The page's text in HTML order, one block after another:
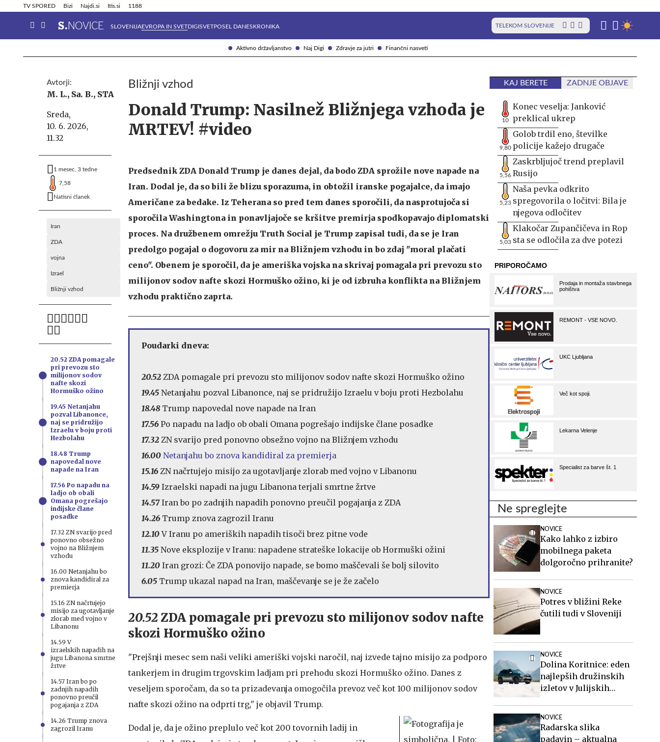
Aktivno državljanstvo Naj Digi Zdravje za jutri Finančni nasveti
TV SPORED Bizi Najdi.si Itis.si 1188
SLOVENIJAEVROPA IN SVETDIGISVETPOSEL DANESKRONIKA TELEKOM SLOVENIJE
Info in obvestila Tehnik
Avtorji:
M. L., Sa. B., STA
Sreda,
10. 6. 2026,
11.32
1 mesec, 3 tedne
7,58
Natisni članek
Iran
ZDA
vojna
Izrael
Bližnji vzhod
20.52 ZDA pomagale
pri prevozu sto
milijonov sodov
nafte skozi
Hormuško ožino
19.45 Netanjahu
pozval Libanonce,
naj se pridružijo
Izraelu v boju proti
Hezbolahu
18.48 Trump
napovedal nove
napade na Iran
17.56 Po napadu na
ladjo ob obali
Omana pogrešajo
indijske člane
posadke
17.32 ZN svarijo pred
ponovno obsežno
vojno na Bližnjem
vzhodu
16.00 Netanjahu bo
znova kandidiral za
premierja
15.16 ZN načrtujejo
misijo za ugotavljanje
zlorab med vojno v
Libanonu
14.59 V
izraelskih napadih na
jugu Libanona smrtne
žrtve
14.57 Iran bo po
zadnjih napadih
ponovno preučil
pogajanja z ZDA
14.26 Trump znova
zagrozil Iranu
Bližnji vzhod
Donald Trump: Nasilnež Bližnjega vzhoda je
MRTEV! #video
Predsednik ZDA Donald Trump je danes dejal, da bodo ZDA sprožile nove napade na
Iran. Dodal je, da so bili že blizu sporazuma, in obtožil iranske pogajalce, da imajo
Američane za bedake. Iz Teherana so pred tem danes sporočili, da nasprotujoča si
sporočila Washingtona in ponavljajoče se kršitve premirja spodkopavajo diplomatski
proces. Na družbenem omrežju Truth Social je Trump zapisal tudi, da se je Iran
predolgo pogajal o dogovoru za mir na Bližnjem vzhodu in bo zdaj "moral plačati
ceno". Obenem je sporočil, da je ameriška vojska na skrivaj pomagala pri prevozu sto
milijonov sodov nafte skozi Hormuško ožino, ki je od izbruha konflikta na Bližnjem
vzhodu praktično zaprta.
Poudarki dneva:
20.52 ZDA pomagale pri prevozu sto milijonov sodov nafte skozi Hormuško ožino
19.45 Netanjahu pozval Libanonce, naj se pridružijo Izraelu v boju proti Hezbolahu
18.48 Trump napovedal nove napade na Iran
17.56 Po napadu na ladjo ob obali Omana pogrešajo indijske člane posadke
17.32 ZN svarijo pred ponovno obsežno vojno na Bližnjem vzhodu
16.00 Netanjahu bo znova kandidiral za premierja
15.16 ZN načrtujejo misijo za ugotavljanje zlorab med vojno v Libanonu
14.59 Izraelski napadi na jugu Libanona terjali smrtne žrtve
14.57Iran bo po zadnjih napadih ponovno preučil pogajanja z ZDA
14.26 Trump znova zagrozil Iranu
12.10V Iranu po ameriških napadih tisoči brez pitne vode
11.35 Nove eksplozije v Iranu: napadene strateške lokacije ob Hormuški ožini
11.20 Iran grozi: Če ZDA ponovijo napade, se bomo maščevali še bolj silovito
6.05 Trump ukazal napad na Iran, maščevanje se je že začelo
20.52ZDA pomagale pri prevozu sto milijonov sodov nafte
skozi Hormuško ožino
"Prejšnji mesec sem naši veliki ameriški vojski naročil, naj izvede tajno misijo za podporo
tankerjem in drugim trgovskim ladjam pri prehodu skozi Hormuško ožino. Danes z
veseljem sporočam, da so ta prizadevanja omogočila prevoz več kot 100 milijonov sodov
nafte skozi ožino na odprti trg," je objavil Trump.
Dodal je, da je ožino preplulo več kot 200 tovornih ladij in
KAJ BERETE ZADNJE OBJAVE
10
Konec veselja: Janković
preklical ukrep
9,80
Golob trdil eno, številke
policije kažejo drugače
5,56
Zaskrbljujoč trend preplavil
Rusijo
5,23
Naša pevka odkrito
spregovorila o ločitvi: Bila je
njegova odločitev
5,03
Klakočar Zupančičeva in Rop
sta se odločila za dve potezi
Ne spreglejte
NOVICE
Kako lahko z izbiro
mobilnega paketa
dolgoročno prihranite?
NOVICE
Potres v bližini Reke
čutili tudi v Sloveniji
NOVICE
Dolina Koritnice: eden
najlepših družinskih
izletov v Julijskih
NOVICE
Radarska slika
padavin – aktualna